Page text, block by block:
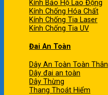
Kính Bảo Hộ Lao Động
Kính Chống Hóa Chất
Kính Chống Tia Laser
Kính Chống Tia UV
Đai An Toàn
Dây An Toàn Toàn Thân
Dây đai an toàn
Dây Thừng
Thang Thoát Hiểm